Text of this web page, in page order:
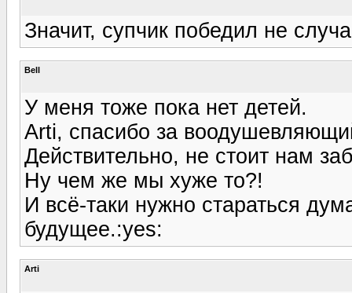
Значит, супчик победил не
Bell
У меня тоже пока нет детей.
Arti, спасибо за
Действительно, не стоит нам
Ну чем же мы хуже то?!
И всё-таки нужно стараться
будущее.:yes:
Arti